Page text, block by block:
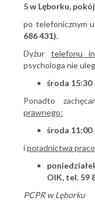
5 w Lęborku,
po telefonicznym
686 431).
Dyżur telefonu
psychologa nie
środa 15:30
Ponadto
prawnego:
środa 11:00
iporadnictwa
OIK, tel. 59
PCPR w Lęborku